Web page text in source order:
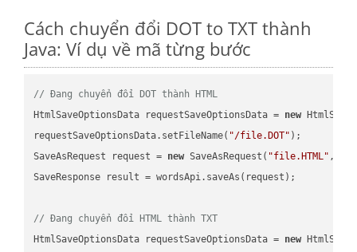
Cách chuyển đổi DOT to TXT thành
Java: Ví dụ về mã từng bước
// Đang chuyển đổi DOT thành HTML
HtmlSaveOptionsData requestSaveOptionsData = new
requestSaveOptionsData.setFileName( "/file.DOT" );
SaveAsRequest request = new SaveAsRequest( "file.HTML"
SaveResponse result = wordsApi.saveAs(request);
// Đang chuyển đổi HTML thành TXT
HtmlSaveOptionsData requestSaveOptionsData = new